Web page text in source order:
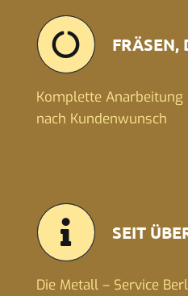
FRÄSEN,
Komplette
nach Kundenwunsch
SEIT
Die Metall – Service